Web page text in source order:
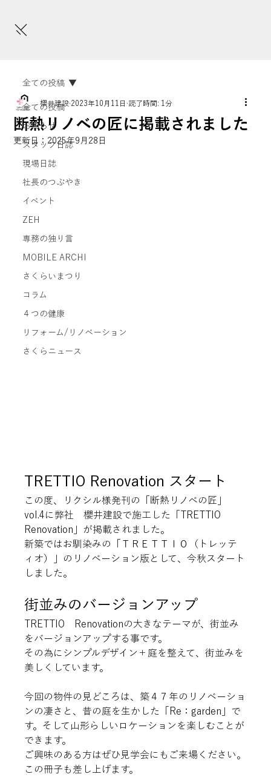
全ての投稿
お知らせ
スタッフ日誌
現場日誌
社長のつぶやき
イベント
ZEH
専務の独り言
MOBILE ARCHI
さくらいまつり
コラム
４つの健康
リフォーム/リノベーション
さくらニュース
全ての投稿
断熱リノベの匠に掲載されました
櫻井建設 2023年10月11日 読了時間: 1分
更新日： 2025年9月28日
TRETTIO Renovation スタート
この度、リクシル様発刊の「断熱リノベの匠」
vol.4に弊社　櫻井建設で施工した「TRETTIO
Renovation」が掲載されました。
新築ではお馴染みの「ＴＲＥＴＴＩＯ（トレッテ
ィオ）」のリノベーション版として、今秋スタート
街並みのバージョンアップ
TRETTIO　Renovationの大きなテーマが、街並み
をバージョンアップする事です。
その為にシンプルデザイン＋庭を整えて、街並みを
美しくしています。
今回の物件の見どころは、築４７年のリノベーショ
ンの凄さと、昔の庭を生かした「Re：garden」で
す。そして山形らしいロケーションを楽しむことが
できます。
ご興味のある方はぜひ見学会にもご来場ください。
この冊子も差し上げます。